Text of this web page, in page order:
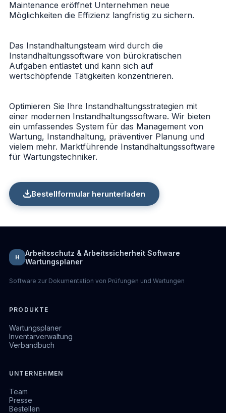
Maintenance eröffnet Unternehmen neue
Möglichkeiten die Effizienz langfristig zu sichern.
Das Instandhaltungsteam wird durch die
Instandhaltungssoftware von bürokratischen
Aufgaben entlastet und kann sich auf
wertschöpfende Tätigkeiten konzentrieren.
Optimieren Sie Ihre Instandhaltungsstrategien mit
einer modernen Instandhaltungssoftware. Wir bieten
ein umfassendes System für das Management von
Wartung, Instandhaltung, präventiver Planung und
vielem mehr. Marktführende Instandhaltungssoftware
für Wartungstechniker.
Bestellformular herunterladen
H
Arbeitsschutz & Arbeitssicherheit Software
Wartungsplaner
Software zur Dokumentation von Prüfungen und Wartungen
PRODUKTE
Wartungsplaner
Inventarverwaltung
Verbandbuch
UNTERNEHMEN
Team
Presse
Bestellen